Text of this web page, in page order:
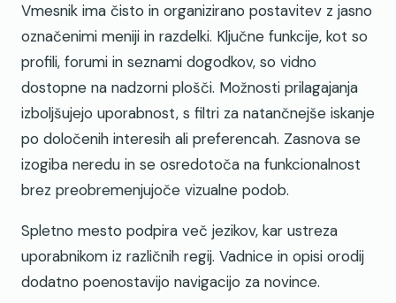
Vmesnik ima čisto in organizirano postavitev z jasno
označenimi meniji in razdelki. Ključne funkcije, kot so
profili, forumi in seznami dogodkov, so vidno
dostopne na nadzorni plošči. Možnosti prilagajanja
izboljšujejo uporabnost, s filtri za natančnejše iskanje
po določenih interesih ali preferencah. Zasnova se
izogiba neredu in se osredotoča na funkcionalnost
brez preobremenjujoče vizualne podob.
Spletno mesto podpira več jezikov, kar ustreza
uporabnikom iz različnih regij. Vadnice in opisi orodij
dodatno poenostavijo navigacijo za novince.